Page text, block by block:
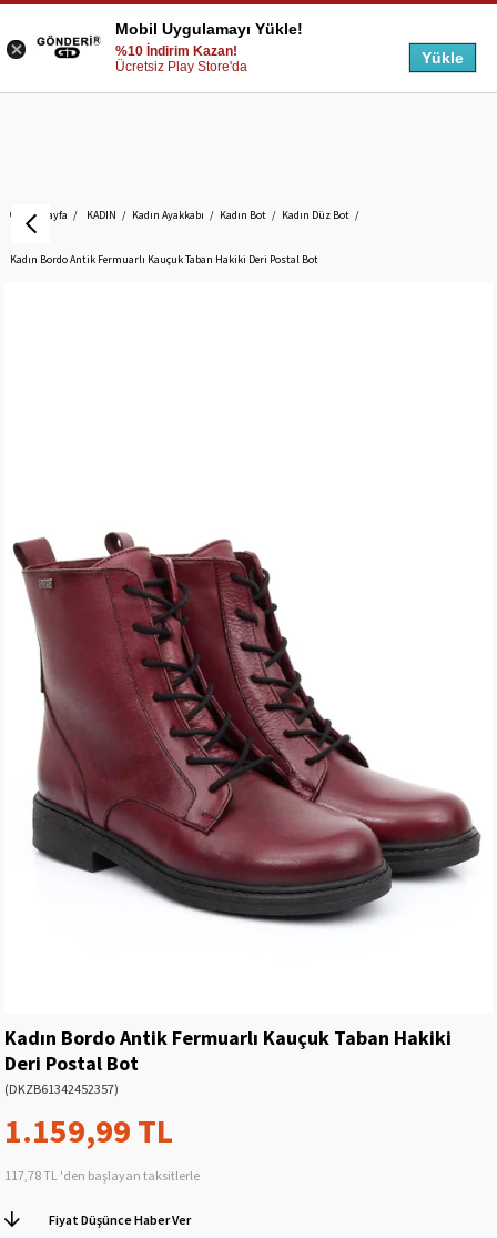
Anasayfa KADIN Kadın Ayakkabı Kadın Bot Kadın Düz Bot
Kadın Bordo Antik Fermuarlı Kauçuk Taban Hakiki Deri Postal Bot
Kadın Bordo Antik Fermuarlı Kauçuk Taban Hakiki
Deri Postal Bot
(DKZB61342452357)
1.159,99 TL
117,78 TL 'den başlayan taksitlerle
Fiyat Düşünce Haber Ver
Mobil Uygulamayı Yükle!
%10 İndirim Kazan!
Ücretsiz Play Store'da
Yükle